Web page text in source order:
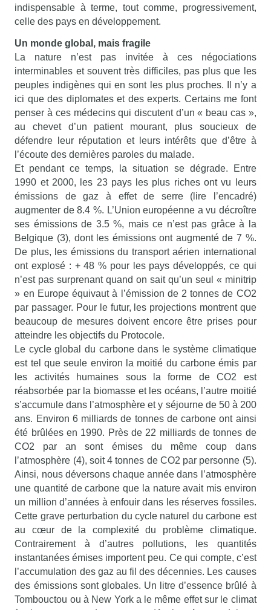
indispensable à terme, tout comme, progressivement,
celle des pays en développement.
Un monde global, mais fragile
La nature n’est pas invitée à ces négociations
interminables et souvent très difficiles, pas plus que les
peuples indigènes qui en sont les plus proches. Il n’y a
ici que des diplomates et des experts. Certains me font
penser à ces médecins qui discutent d’un « beau cas »,
au chevet d’un patient mourant, plus soucieux de
défendre leur réputation et leurs intérêts que d’être à
l’écoute des dernières paroles du malade.
Et pendant ce temps, la situation se dégrade. Entre
1990 et 2000, les 23 pays les plus riches ont vu leurs
émissions de gaz à effet de serre (lire l’encadré)
augmenter de 8.4 %. L’Union européenne a vu décroître
ses émissions de 3.5 %, mais ce n’est pas grâce à la
Belgique (3), dont les émissions ont augmenté de 7 %.
De plus, les émissions du transport aérien international
ont explosé : + 48 % pour les pays développés, ce qui
n’est pas surprenant quand on sait qu’un seul « minitrip
» en Europe équivaut à l’émission de 2 tonnes de CO2
par passager. Pour le futur, les projections montrent que
beaucoup de mesures doivent encore être prises pour
atteindre les objectifs du Protocole.
Le cycle global du carbone dans le système climatique
est tel que seule environ la moitié du carbone émis par
les activités humaines sous la forme de CO2 est
réabsorbée par la biomasse et les océans, l’autre moitié
s’accumule dans l’atmosphère et y séjourne de 50 à 200
ans. Environ 6 milliards de tonnes de carbone ont ainsi
été brûlées en 1990. Près de 22 milliards de tonnes de
CO2 par an sont émises du même coup dans
l’atmosphère (4), soit 4 tonnes de CO2 par personne (5).
Ainsi, nous déversons chaque année dans l’atmosphère
une quantité de carbone que la nature avait mis environ
un million d’années à enfouir dans les réserves fossiles.
Cette grave perturbation du cycle naturel du carbone est
au cœur de la complexité du problème climatique.
Contrairement à d’autres pollutions, les quantités
instantanées émises importent peu. Ce qui compte, c’est
l’accumulation des gaz au fil des décennies. Les causes
des émissions sont globales. Un litre d’essence brûlé à
Tombouctou ou à New York a le même effet sur le climat